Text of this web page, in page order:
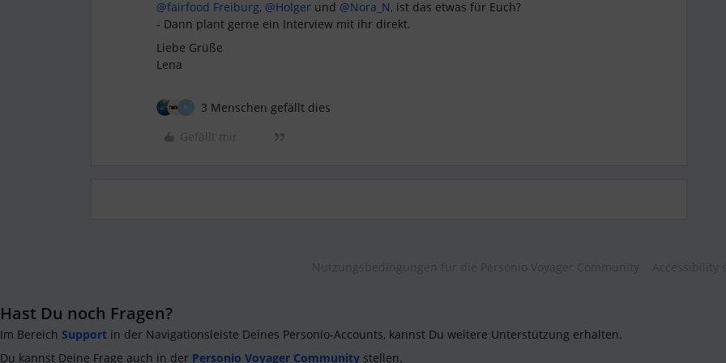
@fairfood Freiburg, @Holger und @Nora_N, ist das etwas für Euch?
- Dann plant gerne ein Interview mit ihr direkt.
Liebe Grüße
Lena
N
3 Menschen gefällt dies
Gefällt mir
Hast Du noch Fragen?
Im Bereich Support in der Navigationsleiste Deines Personio-Accounts, kannst Du weitere Unterstützung erhalten.
Du kannst Deine Frage auch in der Personio Voyager Community stellen.